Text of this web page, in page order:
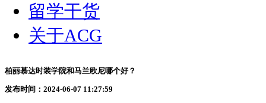
留学干货
关于ACG
柏丽慕达时装学院和马兰欧尼哪个好？
发布时间：2024-06-07 11:27:59